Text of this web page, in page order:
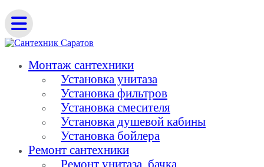
Монтаж сантехники
Установка унитаза
Установка фильтров
Установка смесителя
Установка душевой кабины
Установка бойлера
Ремонт сантехники
Ремонт унитаза, бачка